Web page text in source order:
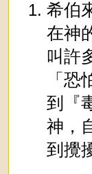
希伯
在神
叫許
「
到『
神，
到攪